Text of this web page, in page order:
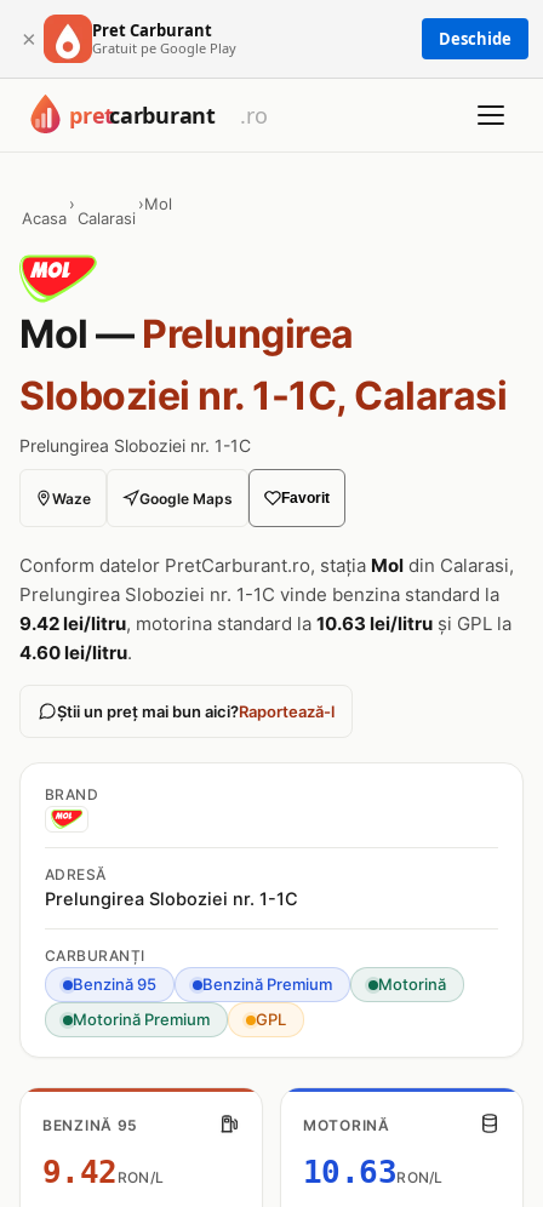
× Pret Carburant
Gratuit pe Google Play Deschide
Acasa
›
Calarasi
›Mol
Mol — Prelungirea
Sloboziei nr. 1-1C, Calarasi
Prelungirea Sloboziei nr. 1-1C
Waze Google Maps Favorit
Conform datelor PretCarburant.ro, stația Mol din Calarasi,
Prelungirea Sloboziei nr. 1-1C vinde benzina standard la
9.42 lei/litru, motorina standard la 10.63 lei/litru și GPL la
4.60 lei/litru.
Știi un preț mai bun aici?Raportează-l
BRAND
ADRESĂ
Prelungirea Sloboziei nr. 1-1C
CARBURANȚI
Benzină 95 Benzină Premium
Motorină
Motorină Premium
GPL
BENZINĂ 95
9.42 RON/L
MOTORINĂ
10.63RON/L